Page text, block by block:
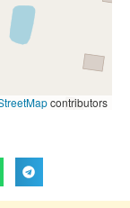
contributors